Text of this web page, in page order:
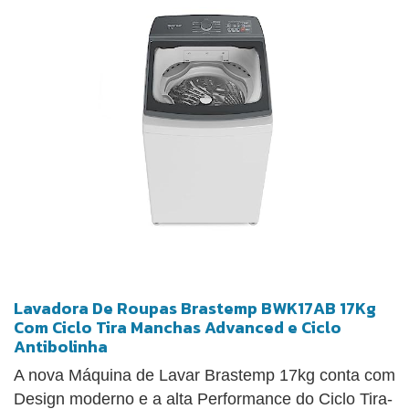
Lavadora De Roupas Brastemp BWK17AB 17Kg
Com Ciclo Tira Manchas Advanced e Ciclo
Antibolinha
A nova Máquina de Lavar Brastemp 17kg conta com
Design moderno e a alta Performance do Ciclo Tira-